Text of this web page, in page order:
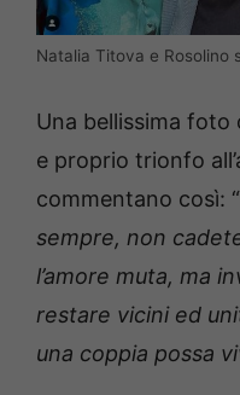
Natalia Titova e Rosolino
Una bellissima foto
e proprio trionfo
commentano così: “
sempre, non
l’amore muta, ma
restare vicini ed
una coppia possa